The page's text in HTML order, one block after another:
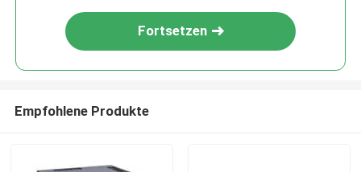
Fortsetzen
Empfohlene Produkte